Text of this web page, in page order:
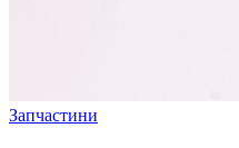
Запчастини